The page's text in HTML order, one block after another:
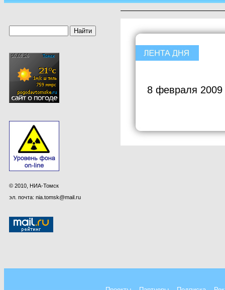
© 2010, НИА-Томск
эл. почта: nia.tomsk@mail.ru
8 февраля 2009